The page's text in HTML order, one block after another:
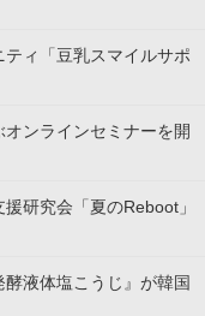
ィ「豆乳スマイルサポ
ンラインセミナーを開
研究会「夏のReboot」
液体塩こうじ』が韓国